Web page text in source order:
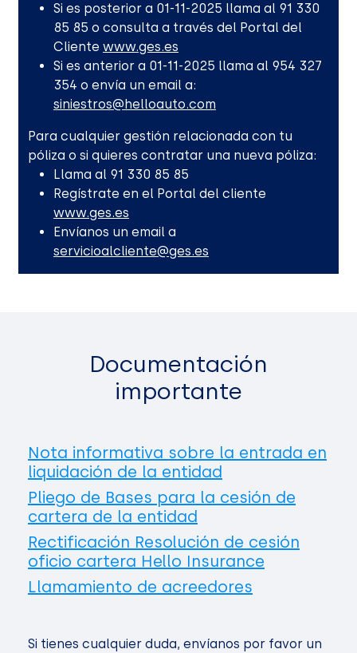
Si es posterior a 01-11-2025 llama al 91 330
85 85 o consulta a través del Portal del
Cliente www.ges.es
Si es anterior a 01-11-2025 llama al 954 327
354 o envía un email a:
siniestros@helloauto.com
Para cualquier gestión relacionada con tu
póliza o si quieres contratar una nueva póliza:
Llama al 91 330 85 85
Regístrate en el Portal del cliente
www.ges.es
Envíanos un email a
servicioalcliente@ges.es
Documentación
importante
Nota informativa sobre la entrada en
liquidación de la entidad
Pliego de Bases para la cesión de
cartera de la entidad
Rectificación Resolución de cesión
oficio cartera Hello Insurance
Llamamiento de acreedores
Si tienes cualquier duda, envíanos por favor un